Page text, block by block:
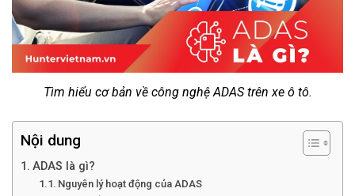
Tìm hiểu cơ bản về công nghệ ADAS trên xe ô tô.
Nội dung
ADAS là gì?
Nguyên lý hoạt động của ADAS